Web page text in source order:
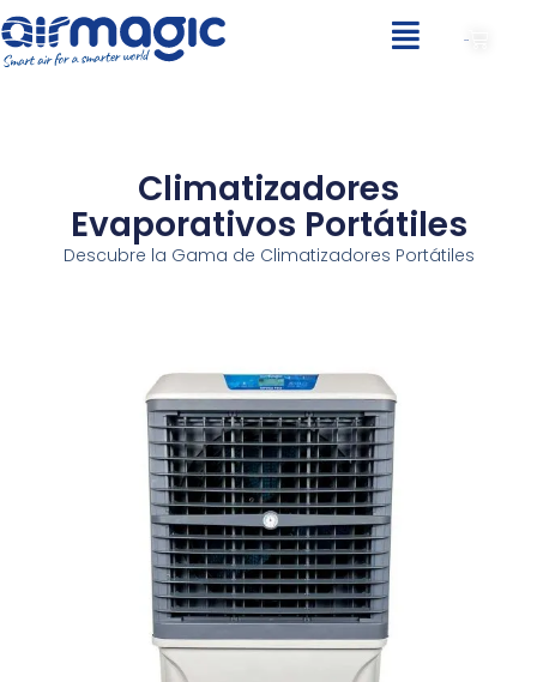
Climatizadores
Evaporativos Portátiles
Descubre la Gama de Climatizadores Portátiles